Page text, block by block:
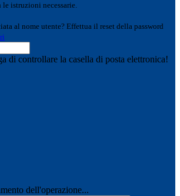
istruzioni necessarie.
al nome utente? Effettua il reset della password
di controllare la casella di posta elettronica!
dell'operazione...